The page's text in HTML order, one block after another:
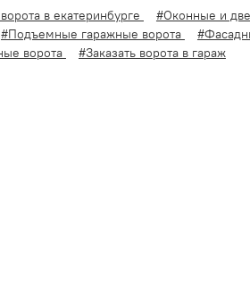
в екатеринбурге #Оконные и
#Подъемные гаражные ворота
ворота #Заказать ворота в гараж